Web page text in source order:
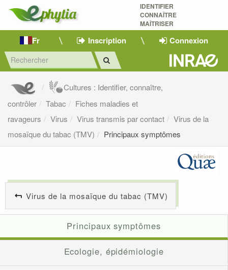
IDENTIFIER
CONNAÎTRE
MAÎTRISER
Fr Inscription Connexion
Cultures : Identifier, connaître,
contrôler
Tabac
Fiches maladies et
ravageurs
Virus Virus transmis par contact
Virus de la
mosaïque du tabac (TMV)
Principaux symptômes
Virus de la mosaïque du tabac (TMV)
Principaux symptômes
Ecologie, épidémiologie